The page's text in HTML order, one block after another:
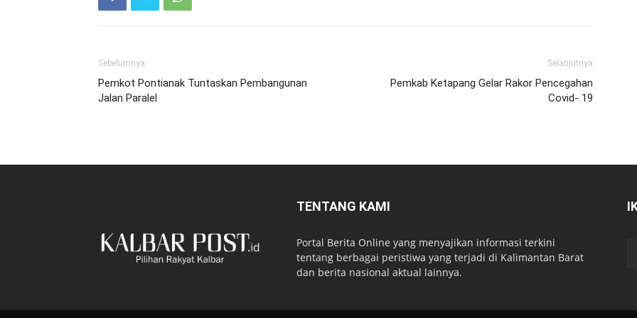
Sebelumnya
Pemkot Pontianak Tuntaskan Pembangunan
Jalan Paralel
Selanjutnya
Pemkab Ketapang Gelar Rakor Pencegahan
Covid- 19
TENTANG KAMI
Portal Berita Online yang menyajikan informasi terkini
tentang berbagai peristiwa yang terjadi di Kalimantan Barat
dan berita nasional aktual lainnya.